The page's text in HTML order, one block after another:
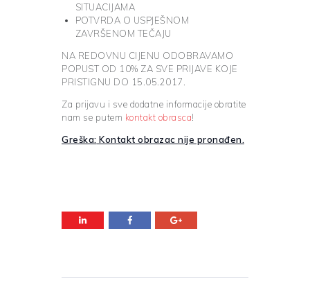
SITUACIJAMA
POTVRDA O USPJEŠNOM
ZAVRŠENOM TEČAJU
NA REDOVNU CIJENU ODOBRAVAMO
POPUST OD 10% ZA SVE PRIJAVE KOJE
PRISTIGNU DO 15.05.2017.
Za prijavu i sve dodatne informacije obratite
nam se putem kontakt obrasca!
Greška: Kontakt obrazac nije pronađen.